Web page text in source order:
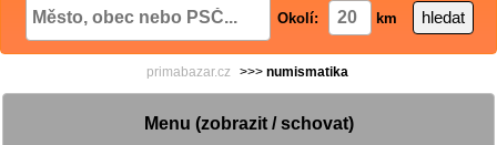
Okolí: km
primabazar.cz >>> numismatika
Menu (zobrazit / schovat)